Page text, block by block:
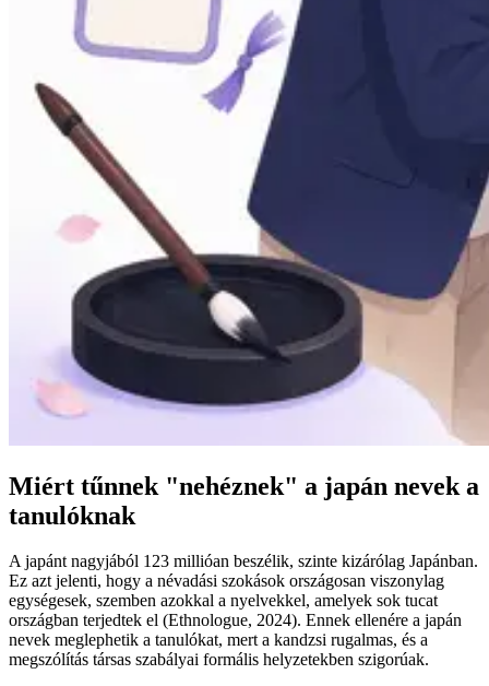
Miért tűnnek "nehéznek" a japán nevek a
tanulóknak
A japánt nagyjából 123 millióan beszélik, szinte kizárólag Japánban.
Ez azt jelenti, hogy a névadási szokások országosan viszonylag
egységesek, szemben azokkal a nyelvekkel, amelyek sok tucat
országban terjedtek el (Ethnologue, 2024). Ennek ellenére a japán
nevek meglephetik a tanulókat, mert a kandzsi rugalmas, és a
megszólítás társas szabályai formális helyzetekben szigorúak.